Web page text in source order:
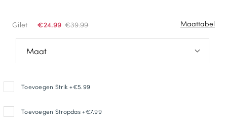
Gilet €24.99 €39.99 Maattabel
M: 97-102cm
L: 107-112cm
Toevoegen Strik +€5.99
Toevoegen Stropdas +€7.99